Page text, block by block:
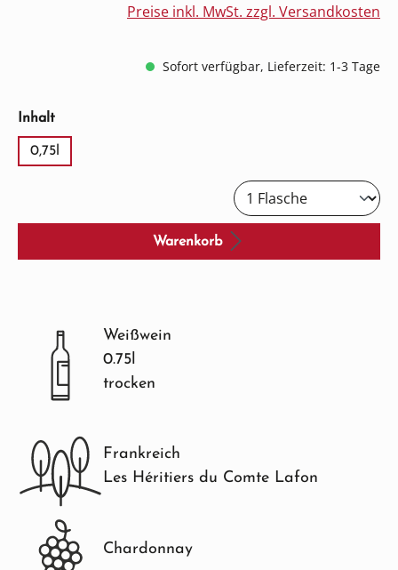
Preise inkl. MwSt. zzgl. Versandkosten
Sofort verfügbar, Lieferzeit: 1-3 Tage
Inhaltauswählen
0,75l
Warenkorb
Weißwein
0.75l
trocken
Frankreich
Les Héritiers du Comte Lafon
Chardonnay